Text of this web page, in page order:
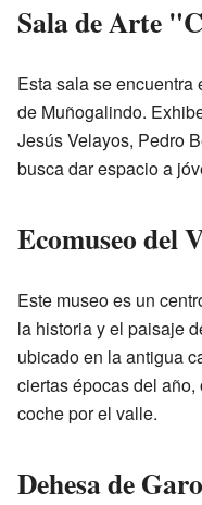
Sala de Arte
Esta sala se
de Muñogalindo.
Jesús Velayos, Pedro
busca dar espacio a
Ecomuseo del
Este museo es un
la historia y el paisaje
ubicado en la antigua
ciertas épocas del
coche por el valle.
Dehesa de